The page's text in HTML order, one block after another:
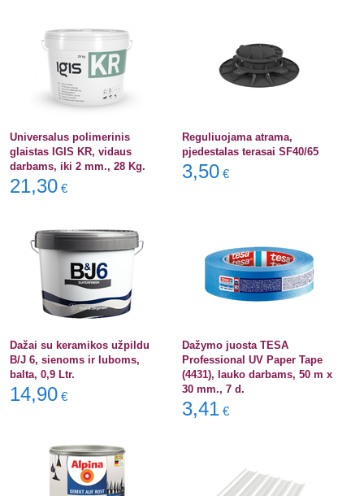
Universalus polimerinis
glaistas IGIS KR, vidaus
darbams, iki 2 mm., 28 Kg.
21,30 €
Reguliuojama atrama,
pjedestalas terasai SF40/65
3,50 €
Dažai su keramikos užpildu
B/J 6, sienoms ir luboms,
balta, 0,9 Ltr.
14,90 €
Dažymo juosta TESA
Professional UV Paper Tape
(4431), lauko darbams, 50 m x
30 mm., 7 d.
3,41 €